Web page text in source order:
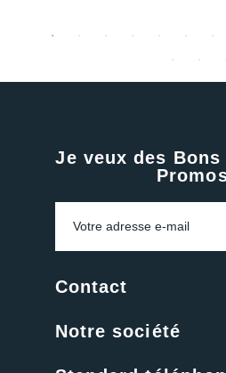
Je veux des
Contact
Notre société